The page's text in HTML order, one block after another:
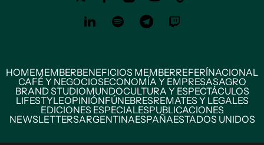
HOMEMEMBERBENEFICIOS MEMBERREFERÍNACIONAL
CAFÉ Y NEGOCIOSECONOMÍA Y EMPRESASAGRO
BRAND STUDIOMUNDOCULTURA Y ESPECTÁCULOS
LIFESTYLEOPINIÓNFÚNEBRESREMATES Y LEGALES
EDICIONES ESPECIALESPUBLICACIONES
NEWSLETTERSARGENTINAESPAÑAESTADOS UNIDOS